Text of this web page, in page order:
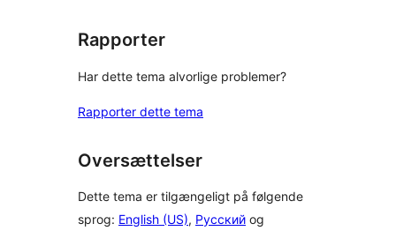
Rapporter
Har dette tema alvorlige problemer?
Rapporter dette tema
Oversættelser
Dette tema er tilgængeligt på følgende
sprog: English (US), Русский og